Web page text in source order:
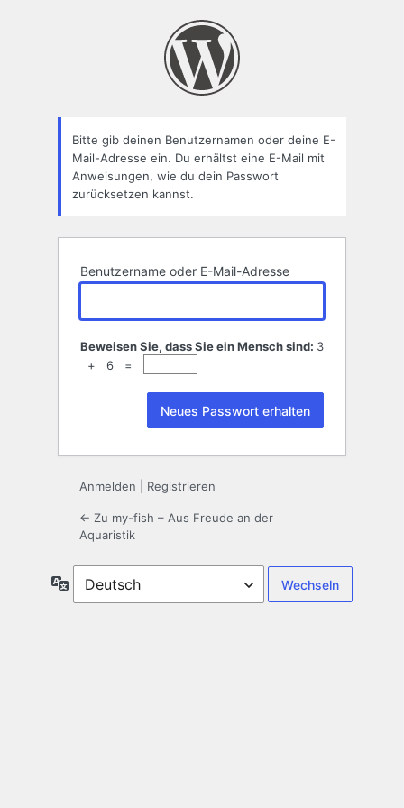
Bitte gib deinen Benutzernamen oder deine E-
Mail-Adresse ein. Du erhältst eine E-Mail mit
Anweisungen, wie du dein Passwort
zurücksetzen kannst.
Benutzername oder E-Mail-Adresse
Beweisen Sie, dass Sie ein Mensch sind: 3
+ 6 =
Anmelden Registrieren
← Zu my-fish – Aus Freude an der
Aquaristik
Sprache